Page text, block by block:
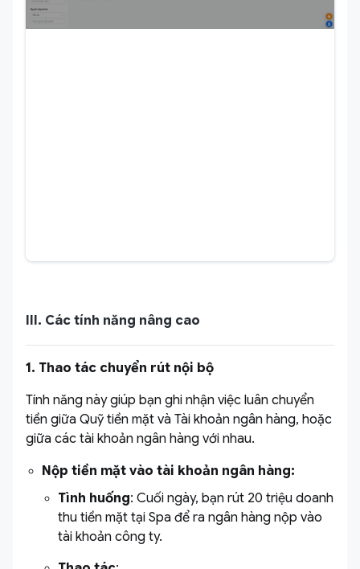
III. Các tính năng nâng cao
1. Thao tác chuyển rút nội bộ
Tính năng này giúp bạn ghi nhận việc luân chuyển
tiền giữa Quỹ tiền mặt và Tài khoản ngân hàng, hoặc
giữa các tài khoản ngân hàng với nhau.
Nộp tiền mặt vào tài khoản ngân hàng:
Tình huống: Cuối ngày, bạn rút 20 triệu doanh
thu tiền mặt tại Spa để ra ngân hàng nộp vào
tài khoản công ty.